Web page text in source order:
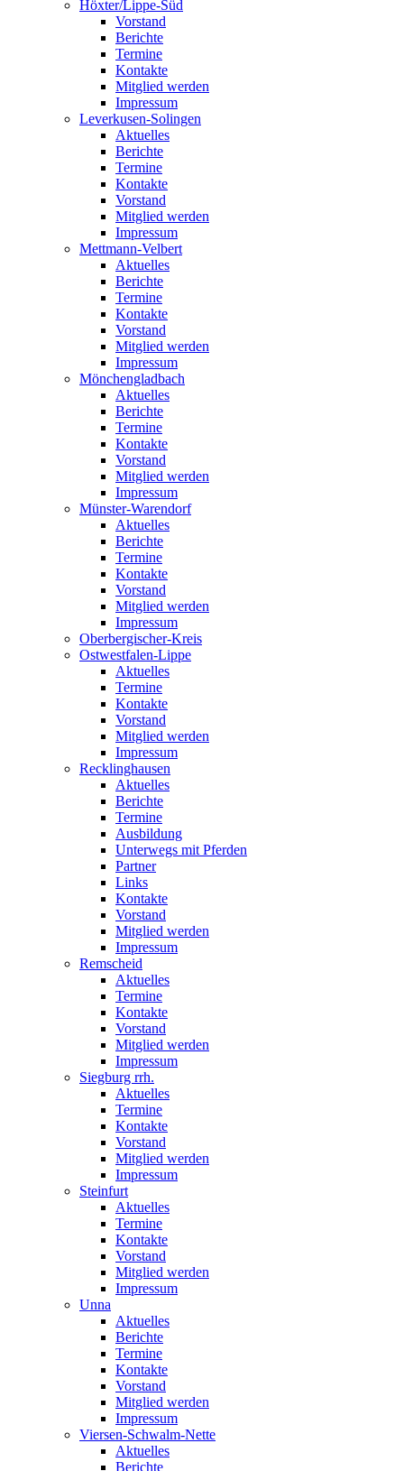
Höxter/Lippe-Süd
Vorstand
Berichte
Termine
Kontakte
Mitglied werden
Impressum
Leverkusen-Solingen
Aktuelles
Berichte
Termine
Kontakte
Vorstand
Mitglied werden
Impressum
Mettmann-Velbert
Aktuelles
Berichte
Termine
Kontakte
Vorstand
Mitglied werden
Impressum
Mönchengladbach
Aktuelles
Berichte
Termine
Kontakte
Vorstand
Mitglied werden
Impressum
Münster-Warendorf
Aktuelles
Berichte
Termine
Kontakte
Vorstand
Mitglied werden
Impressum
Oberbergischer-Kreis
Ostwestfalen-Lippe
Aktuelles
Termine
Kontakte
Vorstand
Mitglied werden
Impressum
Recklinghausen
Aktuelles
Berichte
Termine
Ausbildung
Unterwegs mit Pferden
Partner
Links
Kontakte
Vorstand
Mitglied werden
Impressum
Remscheid
Aktuelles
Termine
Kontakte
Vorstand
Mitglied werden
Impressum
Siegburg rrh.
Aktuelles
Termine
Kontakte
Vorstand
Mitglied werden
Impressum
Steinfurt
Aktuelles
Termine
Kontakte
Vorstand
Mitglied werden
Impressum
Unna
Aktuelles
Berichte
Termine
Kontakte
Vorstand
Mitglied werden
Impressum
Viersen-Schwalm-Nette
Aktuelles
Berichte